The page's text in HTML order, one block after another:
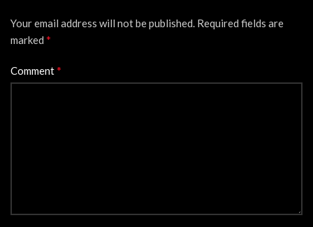
Your email address will not be published. Required fields are
marked *
Comment*